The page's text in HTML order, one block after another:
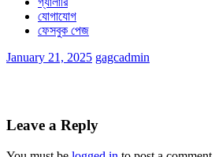
যোগাযোগ
ফেসবুক পেজ
January 21, 2025 gagcadmin
Leave a Reply